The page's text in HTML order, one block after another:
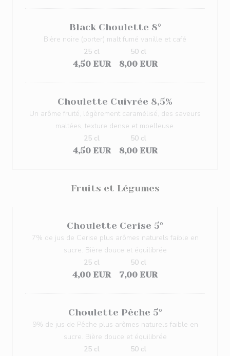
Black Choulette 8°
Bière noire (porter) malt fumé vanille et café
4,50 EUR
25 cl
8,00 EUR
50 cl
Choulette Cuivrée 8,5%
Un arôme fruité, légèrement caramélisé, des saveurs
maltées, texture dense et moelleuse.
4,50 EUR
25 cl
8,00 EUR
50 cl
Fruits et Légumes
Choulette Cerise 5°
7% de jus de Cerise plus arômes naturels faible en
sucre. Bière douce et équilibrée
4,00 EUR
25 cl
7,00 EUR
50 cl
Choulette Pêche 5°
9% de jus de Pêche plus arômes naturels faible en
sucre. Bière douce et équilibrée
25 cl
50 cl